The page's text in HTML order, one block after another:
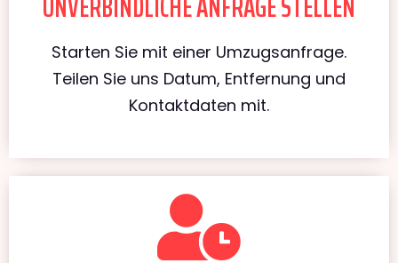
Starten Sie mit einer Umzugsanfrage.
Teilen Sie uns Datum, Entfernung und
Kontaktdaten mit.